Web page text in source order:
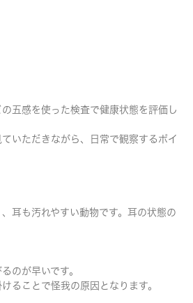
五感を使った検査で健康状態を評価し
いただきながら、日常で観察するポイ
耳も汚れやすい動物です。耳の状態の
のが早いです。
ることで怪我の原因となります。